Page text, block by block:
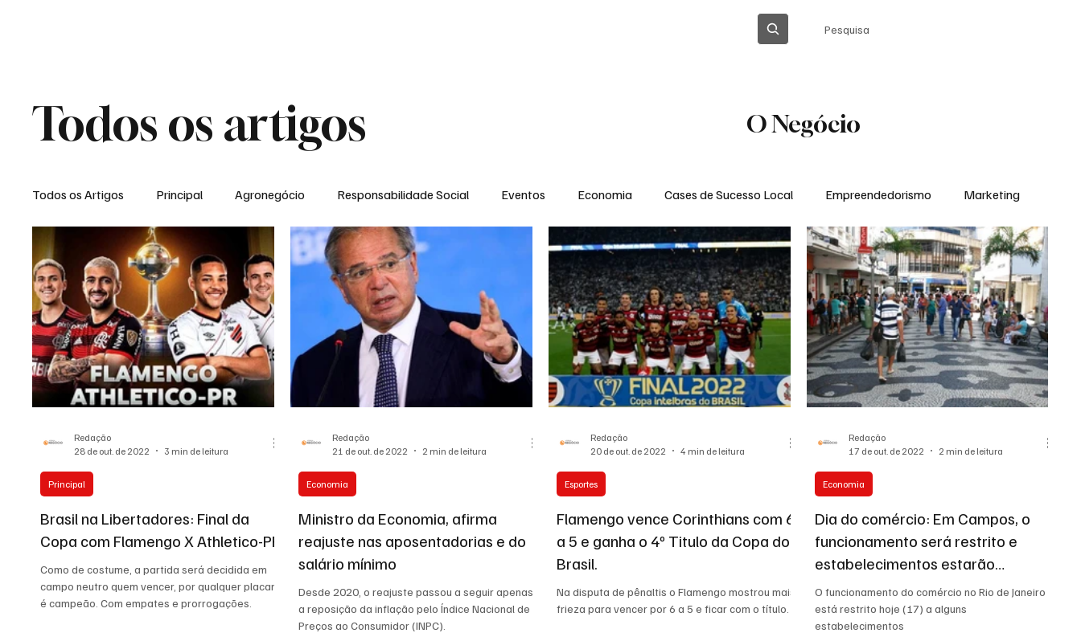
Pesquisa
Todos os artigos O Negócio
Todos os Artigos Principal Agronegócio Responsabilidade Social Eventos Economia Cases de Sucesso Local Empreendedorismo Marketing
Expediente Morro do Coco Conselheiro Josino Santa Maria Santo Eduardo Espírito Santinho Thiago Barreto Atualizada Cláudia Gomes
Dielly Rangel Fabricyo Silvestre João Carlos Campista Fabricyo Serqueira Sérgio Lima Eventos Ação Social em Ação Tecnologia
Auto Negócios Saúde Esportes Memórias Regionais Eventos Corporativos Cultura
Brasil na Libertadores: Final da
Copa com Flamengo X Athletico-PR
Como de costume, a partida será decidida em
campo neutro quem vencer, por qualquer placar,
é campeão. Com empates e prorrogações.
Principal
Redação
28 de out. de 2022
3 min de leitura
Ministro da Economia, afirma
reajuste nas aposentadorias e do
salário mínimo
Desde 2020, o reajuste passou a seguir apenas
a reposição da inflação pelo Índice Nacional de
Preços ao Consumidor (INPC).
Economia
Redação
21 de out. de 2022
2 min de leitura
Flamengo vence Corinthians com 6
a 5 e ganha o 4º Titulo da Copa do
Brasil.
Na disputa de pênaltis o Flamengo mostrou mais
frieza para vencer por 6 a 5 e ficar com o título.
Esportes
Redação
20 de out. de 2022
4 min de leitura
Dia do comércio: Em Campos, o
funcionamento será restrito e
estabelecimentos estarão
fechados.
O funcionamento do comércio no Rio de Janeiro
está restrito hoje (17) a alguns
estabelecimentos
Economia
Redação
17 de out. de 2022
2 min de leitura